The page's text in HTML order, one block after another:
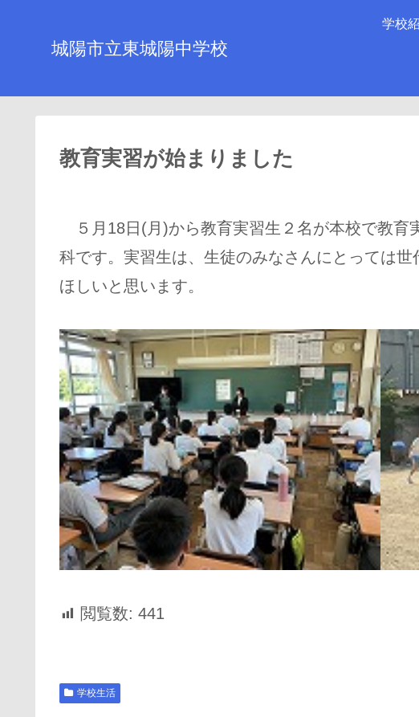
城陽市立東城陽中学校
学校
教育実習が始まりました
５月18日(月)から教育実習生２名が本校で教育
科です。実習生は、生徒のみなさんにとっては
ほしいと思います。
閲覧数: 441
学校生活